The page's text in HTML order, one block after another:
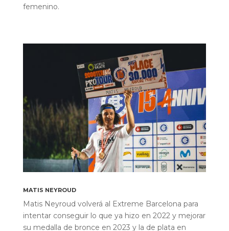
femenino.
MATIS NEYROUD
Matis Neyroud volverá al Extreme Barcelona para
intentar conseguir lo que ya hizo en 2022 y mejorar
su medalla de bronce en 2023 y la de plata en